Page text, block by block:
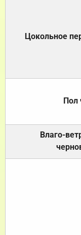
Цокольное
Пол
Влаго-